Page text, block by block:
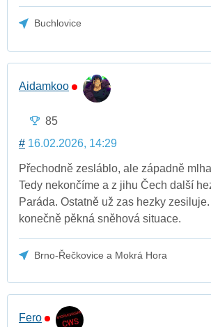
Buchlovice
Aidamkoo
85
# 16.02.2026, 14:29
Přechodně zesláblo, ale západně
Tedy nekončíme a z jihu Čech další
Paráda. Ostatně už zas hezky
konečně pěkná sněhová situace.
Brno-Řečkovice a Mokrá Hora
Fero